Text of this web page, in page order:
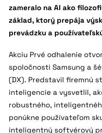
zameralo na AI ako
základ, ktorý prepája
prevádzku a
Akciu Prvé odhalenie
spoločnosti Samsung a
(DX). Predstavil firemnú
inteligencie a vysvetlil,
robustného,
ponúkne používateľom
inteligentný softvérový